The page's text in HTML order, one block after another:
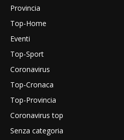
Provincia
Top-Home
Eventi
Top-Sport
Coronavirus
Top-Cronaca
Top-Provincia
Coronavirus top
Senza categoria